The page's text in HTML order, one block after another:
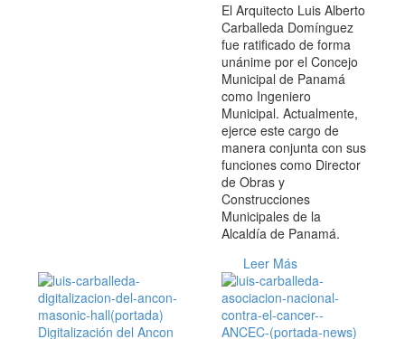
El Arquitecto Luis Alberto
Carballeda Domínguez
fue ratificado de forma
unánime por el Concejo
Municipal de Panamá
como Ingeniero
Municipal. Actualmente,
ejerce este cargo de
manera conjunta con sus
funciones como Director
de Obras y
Construcciones
Municipales de la
Alcaldía de Panamá.
Leer Más
Digitalización del Ancon